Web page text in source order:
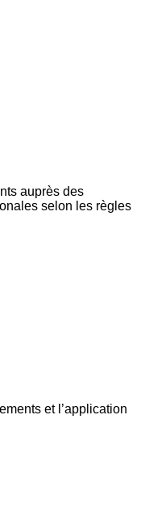
auprès des
selon les règles
et l’application